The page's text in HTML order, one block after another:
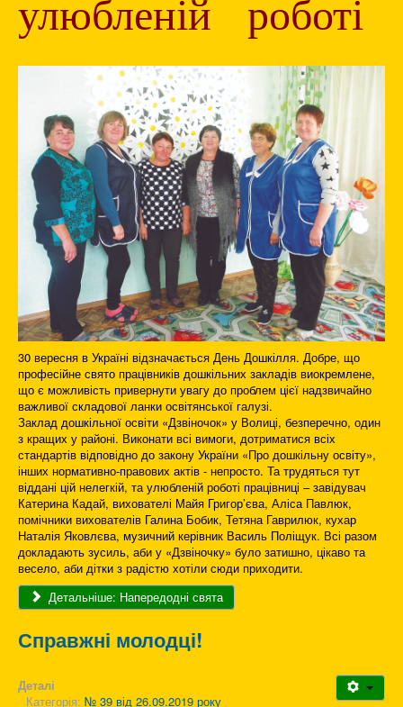
улюбленій роботі
30 вересня в Україні відзначається День Дошкілля. Добре, що
професійне свято працівників дошкільних закладів виокремлене,
що є можливість привернути увагу до проблем цієї надзвичайно
важливої складової ланки освітянської галузі.
Заклад дошкільної освіти «Дзвіночок» у Волиці, безперечно, один
з кращих у районі. Виконати всі вимоги, дотриматися всіх
стандартів відповідно до закону України «Про дошкільну освіту»,
інших нормативно-правових актів - непросто. Та трудяться тут
віддані цій нелегкій, та улюбленій роботі працівниці – завідувач
Катерина Кадай, вихователі Майя Григор’єва, Аліса Павлюк,
помічники вихователів Галина Бобик, Тетяна Гаврилюк, кухар
Наталія Яковлєва, музичний керівник Василь Поліщук. Всі разом
докладають зусиль, аби у «Дзвіночку» було затишно, цікаво та
весело, аби дітки з радістю хотіли сюди приходити.
Детальніше: Напередодні свята
Справжні молодці!
Деталі
Категорія: № 39 від 26.09.2019 року